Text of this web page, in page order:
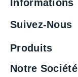
Informations
Suivez-Nous
Produits
Notre Société